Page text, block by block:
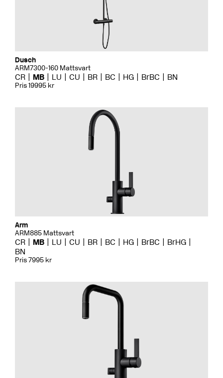
Dusch
ARM7300-160 Mattsvart
CR MB LU CU BR BC HG BrBC BN
Pris 19995 kr
Arm
ARM885 Mattsvart
CR MB LU CU BR BC HG BrBC
BrHG
BN
Pris 7995 kr